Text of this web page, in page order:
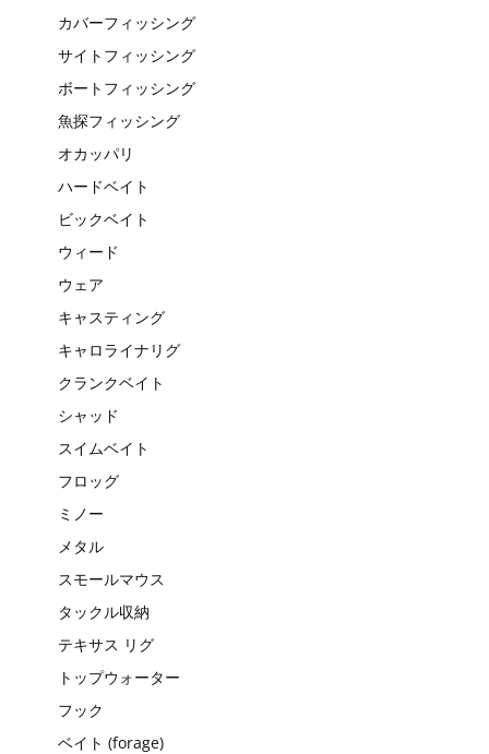
カバーフィッシング
サイトフィッシング
ボートフィッシング
魚探フィッシング
オカッパリ
ハードベイト
ビックベイト
ウィード
ウェア
キャスティング
キャロライナリグ
クランクベイト
シャッド
スイムベイト
フロッグ
ミノー
メタル
スモールマウス
タックル収納
テキサス リグ
トップウォーター
フック
ベイト (forage)